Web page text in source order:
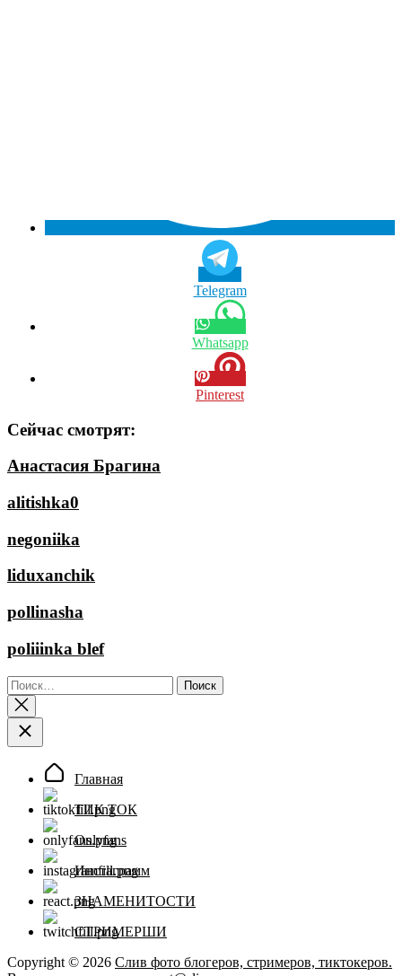
Telegram
Whatsapp
Pinterest
Сейчас смотрят:
Анастасия Брагина
alitishka0
negoniika
liduxanchik
pollinasha
poliiinka blef
Найти:
Главная
ТИК ТОК
Onlyfans
Инстаграмм
ЗНАМЕНИТОСТИ
СТРИМЕРШИ
Copyright © 2026 Слив фото блогеров, стримеров, тиктокеров.